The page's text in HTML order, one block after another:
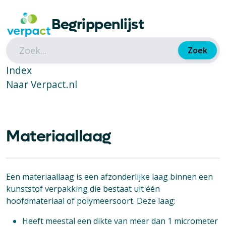
Begrippenlijst
Zoek
Index
Naar Verpact.nl
Materiaallaag
Een materiaallaag is een afzonderlijke laag binnen een
kunststof verpakking die bestaat uit één
hoofdmateriaal of polymeersoort. Deze laag:
Heeft meestal een dikte van meer dan 1 micrometer